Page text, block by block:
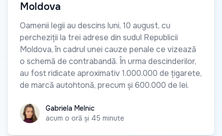
Moldova
Oamenii legii au descins luni, 10 august, cu
percheziții la trei adrese din sudul Republicii
Moldova, în cadrul unei cauze penale ce vizează
o schemă de contrabandă. În urma descinderilor,
au fost ridicate aproximativ 1.000.000 de țigarete,
de marcă autohtonă, precum și 600.000 de lei.
Gabriela Melnic
Gabriela Melnic
acum o oră și 45 minute